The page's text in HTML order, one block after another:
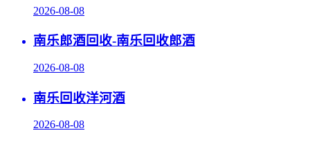
2026-08-08
南乐郎酒回收-南乐回收郎酒
2026-08-08
南乐回收洋河酒
2026-08-08